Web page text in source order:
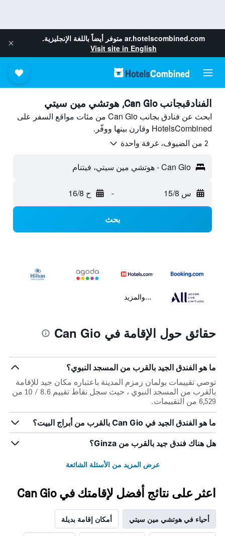
ar.hotelscombined.com متوفر أيضاً باللغة الإنجليزية.
Visit site in English
الفنادقبجانب Can Gio, هوتشي مين سيتي
ابحث عن فنادق بجانب Can Gio من مئات مواقع السفر على
HotelsCombined وقارن بينها ووفّر.
2 من الضيوف، غرفة واحدة
Can Gio - هوتشي مين سيتي، فيتنام
س 15/8 - ح 16/8
بحث
...والمزيد
حقائق حول الإقامة في Can Gio
ما هو الفندق الجيد بالقرب من المسجد النبوي؟
توصي تقييمات بولمان زمزم المدينة باعتباره مكان جيد للإقامة
بالقرب من المسجد النبوي ، حيث سجل نقاط تقييم 8.6 / 10 من
6,529 من التقييمات.
ما هو الفندق الجيد في Can Gio بالقرب من أبراج البيت؟
هل هناك فندق جيد بالقرب من Ginza؟
عرض المزيد من الأسئلة الشائعة
اعثر على نتائج أفضل لإقامتك في Can Gio
أحياء في هوتشي مين سيتي أمكان إقامة بديلة